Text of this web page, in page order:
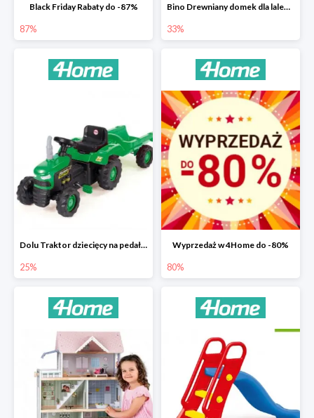
Black Friday Rabaty do -87%
87%
Bino Drewniany domek dla lalek z mebelkami -33%
33%
Dolu Traktor dziecięcy na pedały z przyczepką -25%
25%
Wyprzedaż w 4Home do -80%
80%